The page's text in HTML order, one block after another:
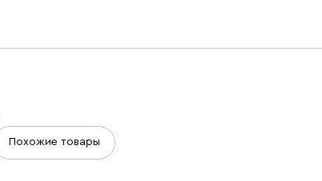
Похожие товары